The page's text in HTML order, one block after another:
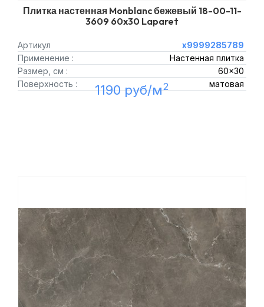
Плитка настенная Monblanc бежевый 18-00-11-
3609 60x30 Laparet
Артикул
х9999285789
Применение :
Настенная плитка
Размер, см :
60x30
Поверхность :
матовая
1190 руб/м2